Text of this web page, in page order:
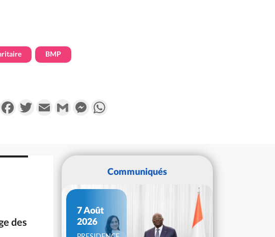
BMP
PartagerFacebookTwitterEmail Gmail Messenger
des
Communiqués
7 Août
2026